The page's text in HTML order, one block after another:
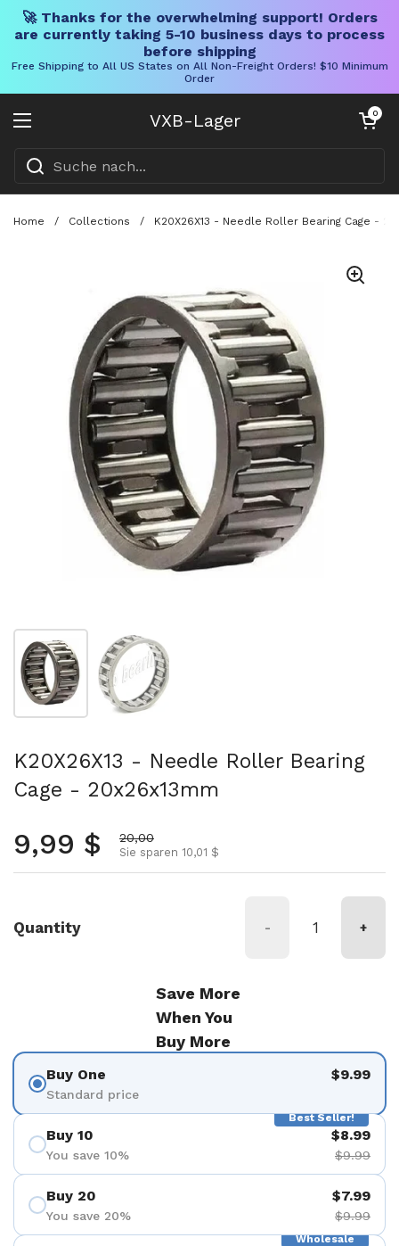
🚀 Thanks for the overwhelming support! Orders
are currently taking 5-10 business days to process
before shipping
Free Shipping to All US States on All Non-Freight Orders! $10 Minimum
Order
VXB-Lager
Menü öffnen
Warenkorb
0
Home / Collections / K20X26X13 - Needle Roller Bearing Cage -
Folie 1 anzeigenFolie 2 anzeigen
K20X26X13 - Needle Roller Bearing
Cage - 20x26x13mm
Normalpreis
9,99 $ Aktionspreis
20,00
Sie sparen 10,01 $
Quantity - +
Save More
When You
Buy More
Buy One
Standard price
$9.99
Best Seller!
Buy 10
You save 10%
$8.99
$9.99
Buy 20
You save 20%
$7.99
$9.99
Wholesale